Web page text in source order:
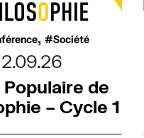
, Société
2.09.26
Populaire de
– Cycle 1